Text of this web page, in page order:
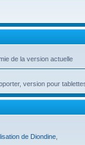
de la version actuelle
version pour
de Diondine